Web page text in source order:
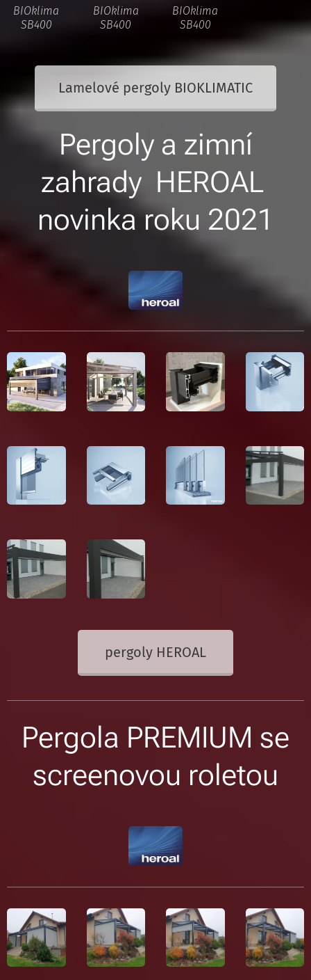
BIOklima
SB400
BIOklima
SB400
BIOklima
SB400
Lamelové pergoly BIOKLIMATIC
Pergoly a zimní
zahrady HEROAL
novinka roku 2021
pergoly HEROAL
Pergola PREMIUM se
screenovou roletou